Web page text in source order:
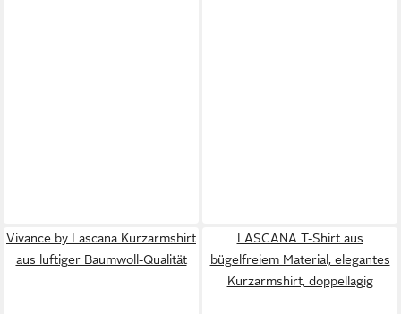
Vivance by Lascana Kurzarmshirt
aus luftiger Baumwoll-Qualität
LASCANA T-Shirt aus
bügelfreiem Material, elegantes
Kurzarmshirt, doppellagig